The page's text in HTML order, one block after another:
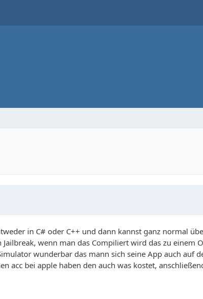
in C# oder C++ und dann kannst ganz normal
wenn man das Compiliert wird das zu einem
wunderbar das mann sich seine App auch auf
acc bei apple haben den auch was kostet,